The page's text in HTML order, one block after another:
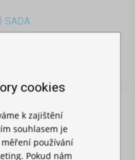
SADA
cookies
k zajištění
souhlasem je
používání
Pokud nám